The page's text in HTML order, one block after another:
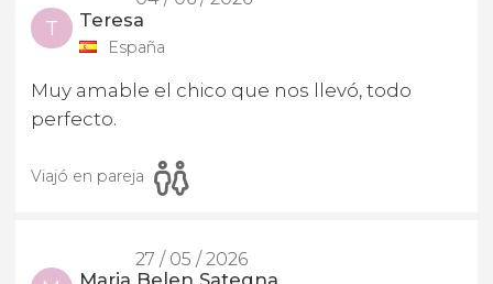
T Teresa
España
Muy amable el chico que nos llevó, todo
perfecto.
Viajó en pareja
27 / 05 / 2026